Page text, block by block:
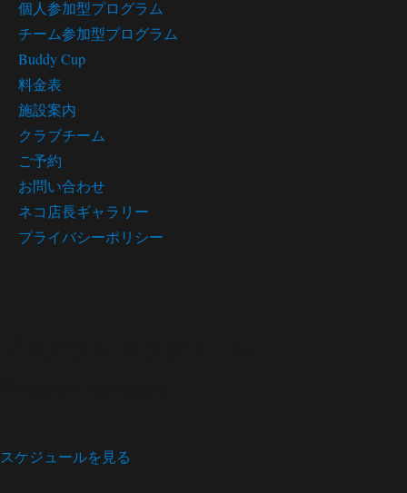
個人参加型プログラム
チーム参加型プログラム
Buddy Cup
料金表
施設案内
クラブチーム
ご予約
お問い合わせ
ネコ店長ギャラリー
プライバシーポリシー
スケジュールを見る